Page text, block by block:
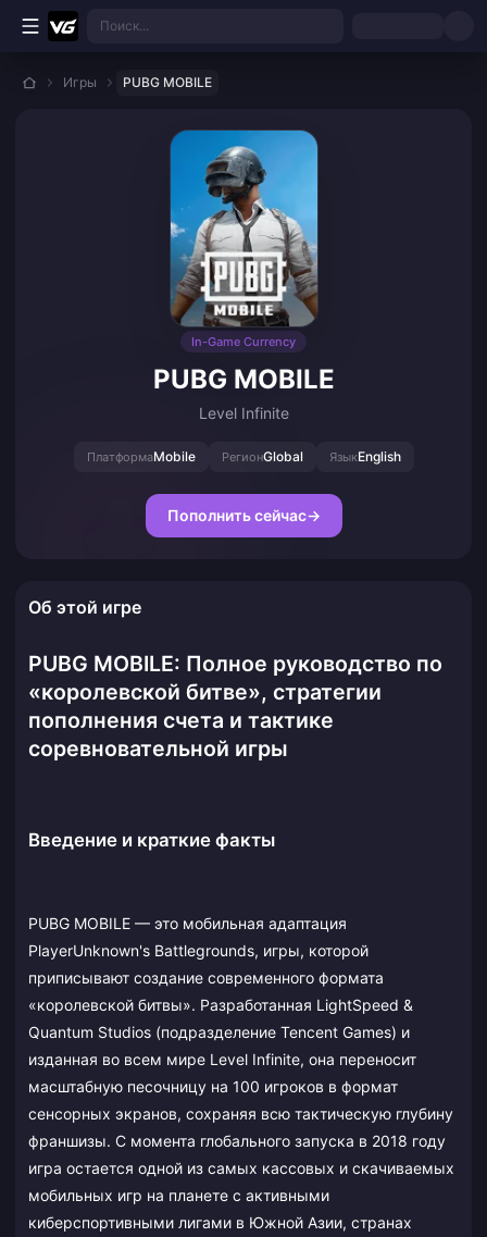
Перейти к основному контенту
Поиск...
Игры PUBG MOBILE
In-Game Currency
PUBG MOBILE
Level Infinite
ПлатформаMobile РегионGlobal ЯзыкEnglish
Пополнить сейчас→
Об этой игре
PUBG MOBILE: Полное руководство по
«королевской битве», стратегии
пополнения счета и тактике
соревновательной игры
Введение и краткие факты
PUBG MOBILE — это мобильная адаптация
PlayerUnknown's Battlegrounds, игры, которой
приписывают создание современного формата
«королевской битвы». Разработанная LightSpeed &
Quantum Studios (подразделение Tencent Games) и
изданная во всем мире Level Infinite, она переносит
масштабную песочницу на 100 игроков в формат
сенсорных экранов, сохраняя всю тактическую глубину
франшизы. С момента глобального запуска в 2018 году
игра остается одной из самых кассовых и скачиваемых
мобильных игр на планете с активными
киберспортивными лигами в Южной Азии, странах